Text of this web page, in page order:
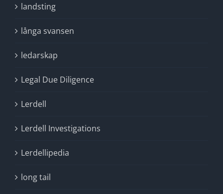
landsting
långa svansen
ledarskap
Legal Due Diligence
Lerdell
Lerdell Investigations
Lerdellipedia
long tail